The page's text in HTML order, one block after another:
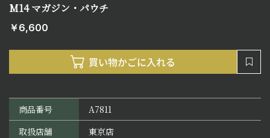
M14 マガジン・パウチ
￥6,600
商品番号
A7811
取扱店舗
東京店